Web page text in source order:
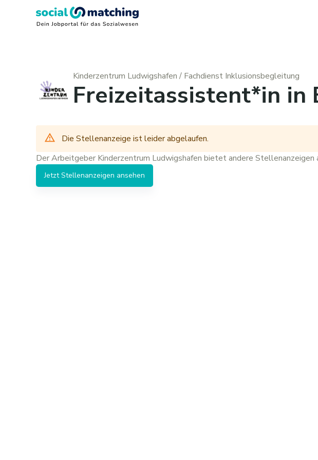
Kinderzentrum Ludwigshafen / Fachdienst Inklusionsbegleitung
Freizeitassistent*in
Die Stellenanzeige ist leider abgelaufen.
Der Arbeitgeber Kinderzentrum Ludwigshafen bietet andere Stellenanzeigen
JetztStellenanzeigen ansehen